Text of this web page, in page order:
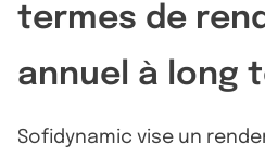
termes de
annuel à long
Sofidynamic vise un